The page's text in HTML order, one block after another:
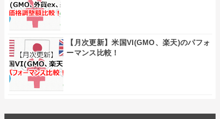
【月次更新】米国VI(GMO、楽天)のパフォ
ーマンス比較！